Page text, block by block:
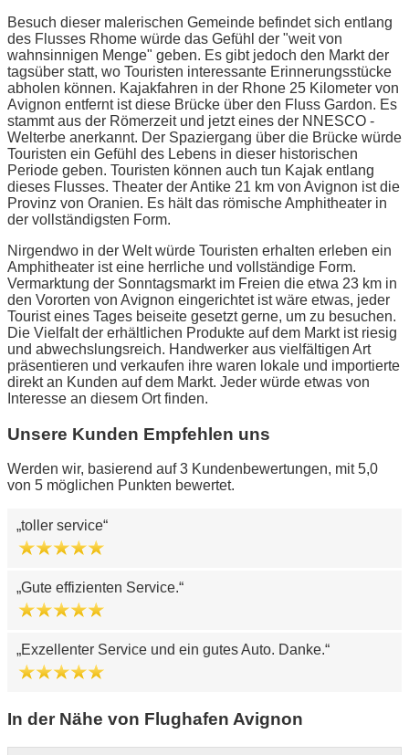
Besuch dieser malerischen Gemeinde befindet sich entlang
des Flusses Rhome würde das Gefühl der "weit von
wahnsinnigen Menge" geben. Es gibt jedoch den Markt der
tagsüber statt, wo Touristen interessante Erinnerungsstücke
abholen können. Kajakfahren in der Rhone 25 Kilometer von
Avignon entfernt ist diese Brücke über den Fluss Gardon. Es
stammt aus der Römerzeit und jetzt eines der NNESCO -
Welterbe anerkannt. Der Spaziergang über die Brücke würde
Touristen ein Gefühl des Lebens in dieser historischen
Periode geben. Touristen können auch tun Kajak entlang
dieses Flusses. Theater der Antike 21 km von Avignon ist die
Provinz von Oranien. Es hält das römische Amphitheater in
der vollständigsten Form.
Nirgendwo in der Welt würde Touristen erhalten erleben ein
Amphitheater ist eine herrliche und vollständige Form.
Vermarktung der Sonntagsmarkt im Freien die etwa 23 km in
den Vororten von Avignon eingerichtet ist wäre etwas, jeder
Tourist eines Tages beiseite gesetzt gerne, um zu besuchen.
Die Vielfalt der erhältlichen Produkte auf dem Markt ist riesig
und abwechslungsreich. Handwerker aus vielfältigen Art
präsentieren und verkaufen ihre waren lokale und importierte
direkt an Kunden auf dem Markt. Jeder würde etwas von
Interesse an diesem Ort finden.
Unsere Kunden Empfehlen uns
Werden wir, basierend auf 3 Kundenbewertungen, mit 5,0
von 5 möglichen Punkten bewertet.
toller service
Gute effizienten Service.
Exzellenter Service und ein gutes Auto. Danke.
In der Nähe von Flughafen Avignon